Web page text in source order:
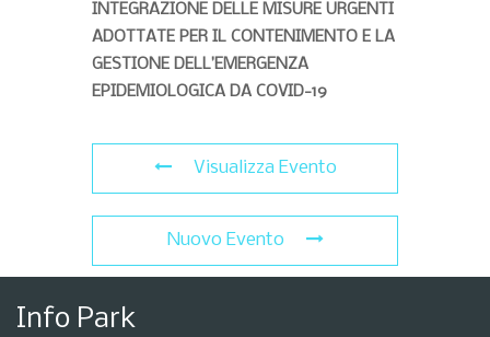
INTEGRAZIONE DELLE MISURE URGENTI
ADOTTATE PER IL CONTENIMENTO E LA
GESTIONE DELL’EMERGENZA
EPIDEMIOLOGICA DA COVID-19
Visualizza Evento
Nuovo Evento
Info Park